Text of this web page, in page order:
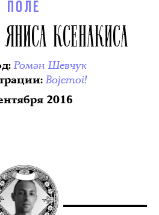
ПОЛЕ
КСЕНАКИСА
:Роман Шевчук
:Bojemoi!
2016